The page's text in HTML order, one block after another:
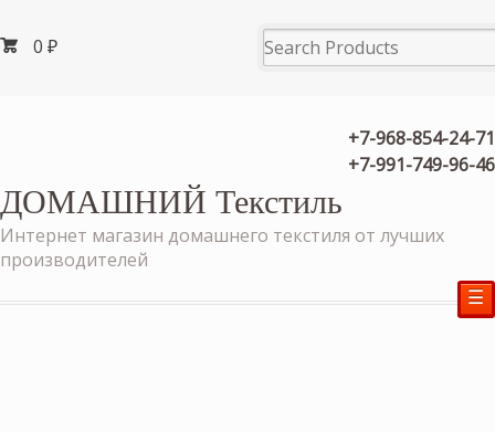
0 ₽
+7-968-854-24-71
+7-991-749-96-46
ДОМАШНИЙ Текстиль
Интернет магазин домашнего текстиля от лучших
производителей
☰